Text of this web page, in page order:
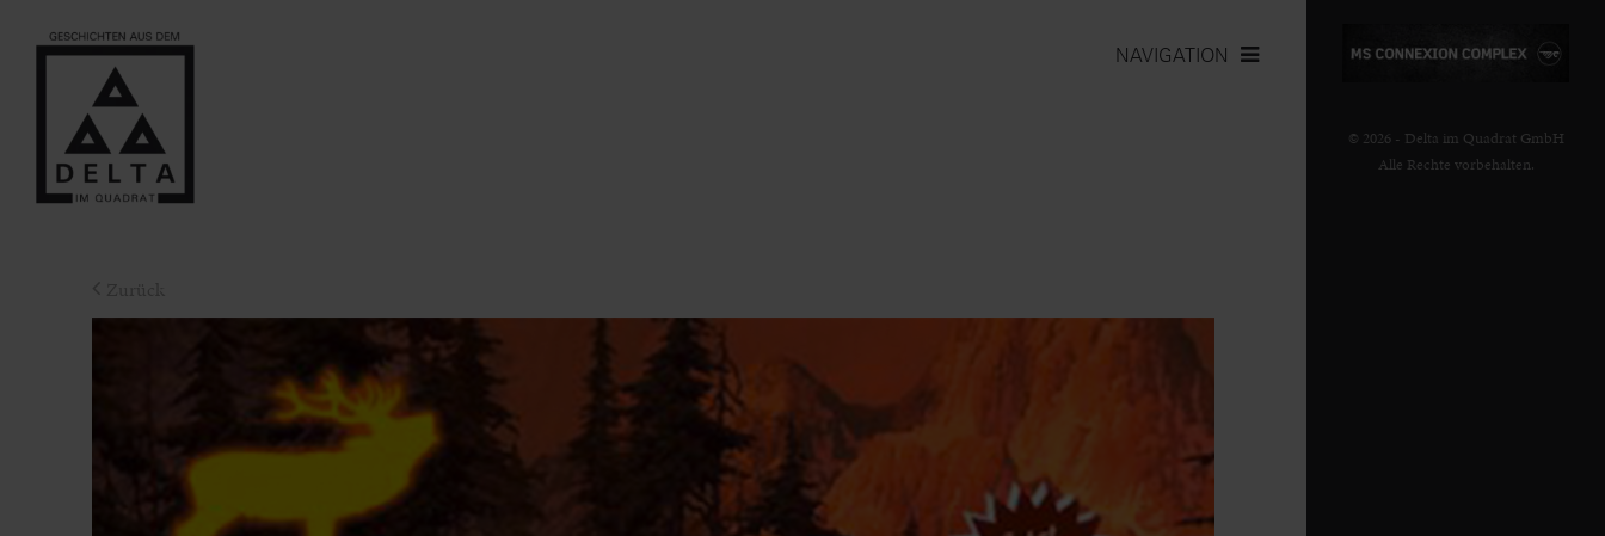
NAVIGATION
© 2026 - Delta im Quadrat GmbH
Alle Rechte vorbehalten.